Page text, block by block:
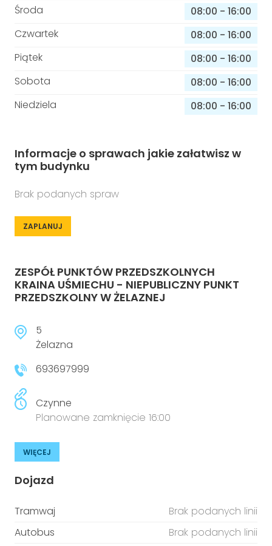
Środa
08:00 - 16:00
Czwartek
08:00 - 16:00
Piątek
08:00 - 16:00
Sobota
08:00 - 16:00
Niedziela
08:00 - 16:00
Informacje o sprawach jakie załatwisz w
tym budynku
Brak podanych spraw
ZAPLANUJ
ZESPÓŁ PUNKTÓW PRZEDSZKOLNYCH
KRAINA UŚMIECHU - NIEPUBLICZNY PUNKT
PRZEDSZKOLNY W ŻELAZNEJ
5
Żelazna
693697999
Czynne
Planowane zamknięcie 16:00
WIĘCEJ
Dojazd
Tramwaj
Brak podanych linii
Autobus
Brak podanych linii